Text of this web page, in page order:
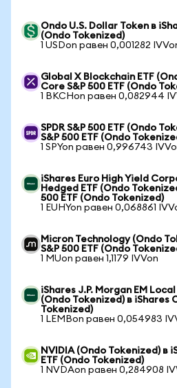
Ondo U.S. Dollar Token в
(Ondo Tokenized)
1 USDon равен 0,001282
Global X Blockchain ETF
Core S&P 500 ETF (Ondo
1 BKCHon равен 0,082944
SPDR S&P 500 ETF (Ondo
S&P 500 ETF (Ondo
1 SPYon равен 0,996743
iShares Euro High Yield
Hedged ETF (Ondo
500 ETF (Ondo Tokenized)
1 EUHYon равен 0,068861
Micron Technology (Ondo
S&P 500 ETF (Ondo
1 MUon равен 1,1179 IVVon
iShares J.P. Morgan EM
(Ondo Tokenized) в iShares
Tokenized)
1 LEMBon равен 0,054983
NVIDIA (Ondo Tokenized) в
ETF (Ondo Tokenized)
1 NVDAon равен 0,284908